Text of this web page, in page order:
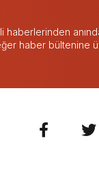
haberlerinden
haber bültenine